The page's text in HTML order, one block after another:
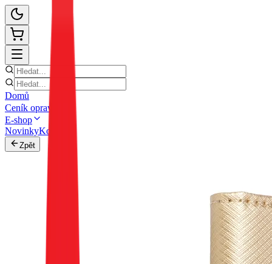
Domů
Ceník oprav
E-shop
NovinkyKontakt
Zpět